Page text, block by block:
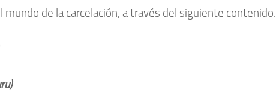
de la carcelación, a través del siguiente contenido: